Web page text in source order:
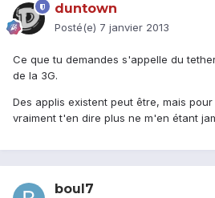
duntown
Posté(e) 7 janvier 2013
Ce que tu demandes s'appelle du
de la 3G.
Des applis existent peut être, mais
vraiment t'en dire plus ne m'en étant
boul7